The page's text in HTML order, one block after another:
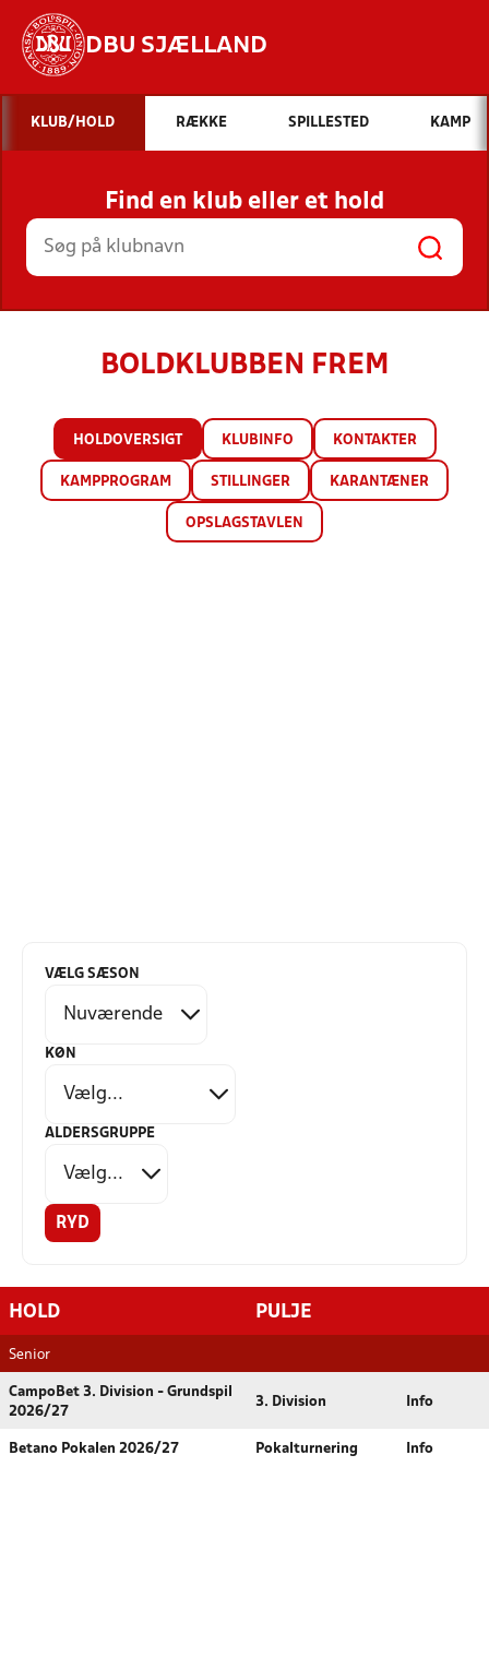
DBU SJÆLLAND
Hvad vil du søge efter?
INDHOLD OG NYHEDER
STILLINGER, RESULTATER, KLUBBER OG
HOLD
KLUB/HOLD RÆKKE SPILLESTED KAMP
Find en klub eller et hold
BOLDKLUBBEN FREM
HOLDOVERSIGT KLUBINFO KONTAKTER
KAMPPROGRAM STILLINGER KARANTÆNER
OPSLAGSTAVLEN
VÆLG SÆSON
KØN
ALDERSGRUPPE
RYD
HOLD PULJE
Senior
CampoBet 3. Division - Grundspil
2026/27
3. Division Info
Betano Pokalen 2026/27 Pokalturnering Info